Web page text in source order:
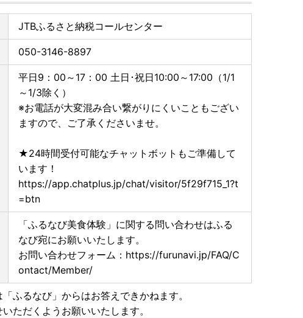
JTBふるさと納税コールセンター
050-3146-8897
平日9：00～17：00 土日･祝日10:00～17:00（1/1
～1/3除く）
※お電話が大変混み合い繋がりにくいこともござい
ますので、ご了承くださいませ。
★24時間受付可能なチャットボットもご準備して
います！
https://app.chatplus.jp/chat/visitor/5f29f715_1?t
=btn
「ふるなび美食体験」に関する問い合わせはふる
なび宛にお願いいたします。
お問い合わせフォーム：https://furunavi.jp/FAQ/C
ontact/Member/
ふるなび」からはお答えできかねます。
ただくようお願いいたします。